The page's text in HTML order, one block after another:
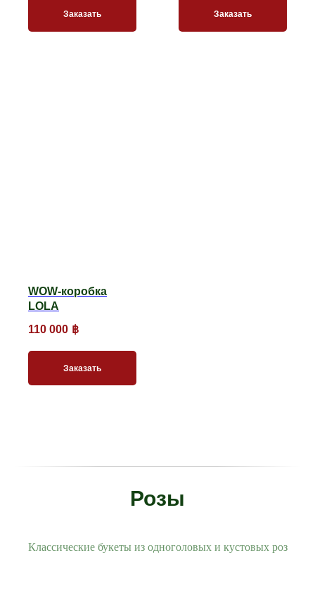
Заказать Заказать
WOW-коробка
LOLA
110 000 ฿
Заказать
Розы
Классические букеты из одноголовых и кустовых роз